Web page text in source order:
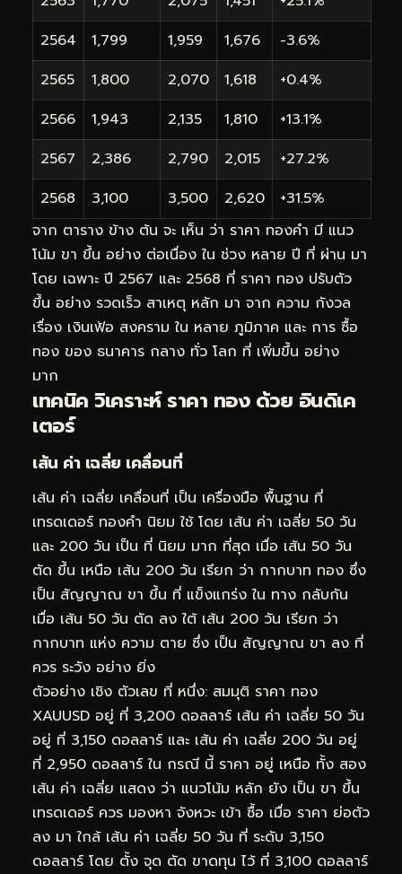
2564
1,799 1,959 1,676
-3.6%
2565
1,800 2,070 1,618
+0.4%
2566
1,943 2,135 1,810
+13.1%
2567
2,386 2,790 2,015
+27.2%
2568
3,100 3,500 2,620
+31.5%
จาก ตาราง ข้าง ต้น จะ เห็น ว่า ราคา ทองคำ มี แนว
โน้ม ขา ขึ้น อย่าง ต่อเนื่อง ใน ช่วง หลาย ปี ที่ ผ่าน มา
โดย เฉพาะ ปี 2567 และ 2568 ที่ ราคา ทอง ปรับตัว
ขึ้น อย่าง รวดเร็ว สาเหตุ หลัก มา จาก ความ กังวล
เรื่อง เงินเฟ้อ สงคราม ใน หลาย ภูมิภาค และ การ ซื้อ
ทอง ของ ธนาคาร กลาง ทั่ว โลก ที่ เพิ่มขึ้น อย่าง
มาก
เทคนิค วิเคราะห์ ราคา ทอง ด้วย อินดิเค
เตอร์
เส้น ค่า เฉลี่ย เคลื่อนที่
เส้น ค่า เฉลี่ย เคลื่อนที่ เป็น เครื่องมือ พื้นฐาน ที่
เทรดเดอร์ ทองคำ นิยม ใช้ โดย เส้น ค่า เฉลี่ย 50 วัน
และ 200 วัน เป็น ที่ นิยม มาก ที่สุด เมื่อ เส้น 50 วัน
ตัด ขึ้น เหนือ เส้น 200 วัน เรียก ว่า กากบาท ทอง ซึ่ง
เป็น สัญญาณ ขา ขึ้น ที่ แข็งแกร่ง ใน ทาง กลับกัน
เมื่อ เส้น 50 วัน ตัด ลง ใต้ เส้น 200 วัน เรียก ว่า
กากบาท แห่ง ความ ตาย ซึ่ง เป็น สัญญาณ ขา ลง ที่
ควร ระวัง อย่าง ยิ่ง
ตัวอย่าง เชิง ตัวเลข ที่ หนึ่ง: สมมุติ ราคา ทอง
XAUUSD อยู่ ที่ 3,200 ดอลลาร์ เส้น ค่า เฉลี่ย 50 วัน
อยู่ ที่ 3,150 ดอลลาร์ และ เส้น ค่า เฉลี่ย 200 วัน อยู่
ที่ 2,950 ดอลลาร์ ใน กรณี นี้ ราคา อยู่ เหนือ ทั้ง สอง
เส้น ค่า เฉลี่ย แสดง ว่า แนวโน้ม หลัก ยัง เป็น ขา ขึ้น
เทรดเดอร์ ควร มองหา จังหวะ เข้า ซื้อ เมื่อ ราคา ย่อตัว
ลง มา ใกล้ เส้น ค่า เฉลี่ย 50 วัน ที่ ระดับ 3,150
ดอลลาร์ โดย ตั้ง จุด ตัด ขาดทุน ไว้ ที่ 3,100 ดอลลาร์